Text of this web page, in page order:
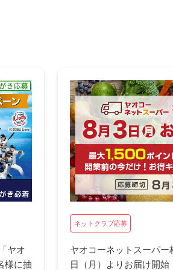
まレ
ネットクラブ応募
"最大10万円分"の商品券
ヤオコー商品券10万円分